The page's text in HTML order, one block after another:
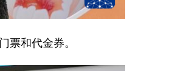
和代金券。